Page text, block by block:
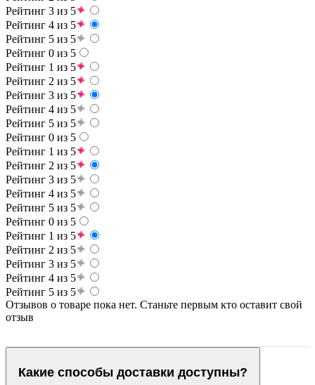
Рейтинг 3 из 5
Рейтинг 4 из 5
Рейтинг 5 из 5
Рейтинг 0 из 5
Рейтинг 1 из 5
Рейтинг 2 из 5
Рейтинг 3 из 5
Рейтинг 4 из 5
Рейтинг 5 из 5
Рейтинг 0 из 5
Рейтинг 1 из 5
Рейтинг 2 из 5
Рейтинг 3 из 5
Рейтинг 4 из 5
Рейтинг 5 из 5
Рейтинг 0 из 5
Рейтинг 1 из 5
Рейтинг 2 из 5
Рейтинг 3 из 5
Рейтинг 4 из 5
Рейтинг 5 из 5
Отзывов о товаре пока нет. Станьте первым кто оставит свой
отзыв
Какие способы доставки доступны?